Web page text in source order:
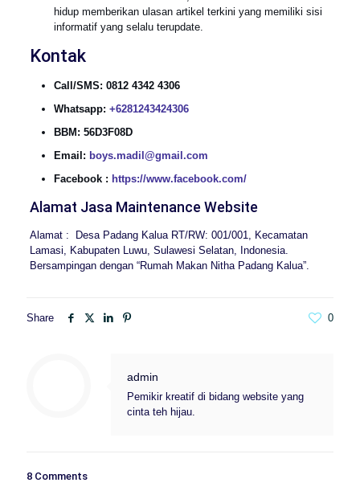
hidup memberikan ulasan artikel terkini yang memiliki sisi
informatif yang selalu terupdate.
Kontak
Call/SMS: 0812 4342 4306
Whatsapp: +6281243424306
BBM: 56D3F08D
Email: boys.madil@gmail.com
Facebook : https://www.facebook.com/
Alamat Jasa Maintenance Website
Alamat : Desa Padang Kalua RT/RW: 001/001, Kecamatan
Lamasi, Kabupaten Luwu, Sulawesi Selatan, Indonesia.
Bersampingan dengan “Rumah Makan Nitha Padang Kalua”.
Share 0
admin
Pemikir kreatif di bidang website yang
cinta teh hijau.
8 Comments